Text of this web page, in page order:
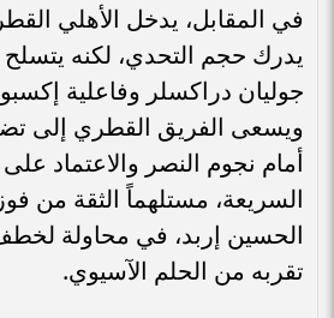
في المقابل، يدخل الأهلي
يدرك حجم التحدي، لكنه يتسلح
جوليان دراكسلر وفاعلية
ويسعى الفريق القطري إلى
أمام نجوم النصر والاعتماد
السريعة، مستلهماً الثقة من
الحسين إربد، في محاولة لخطف
تقربه من الحلم الآسيوي.